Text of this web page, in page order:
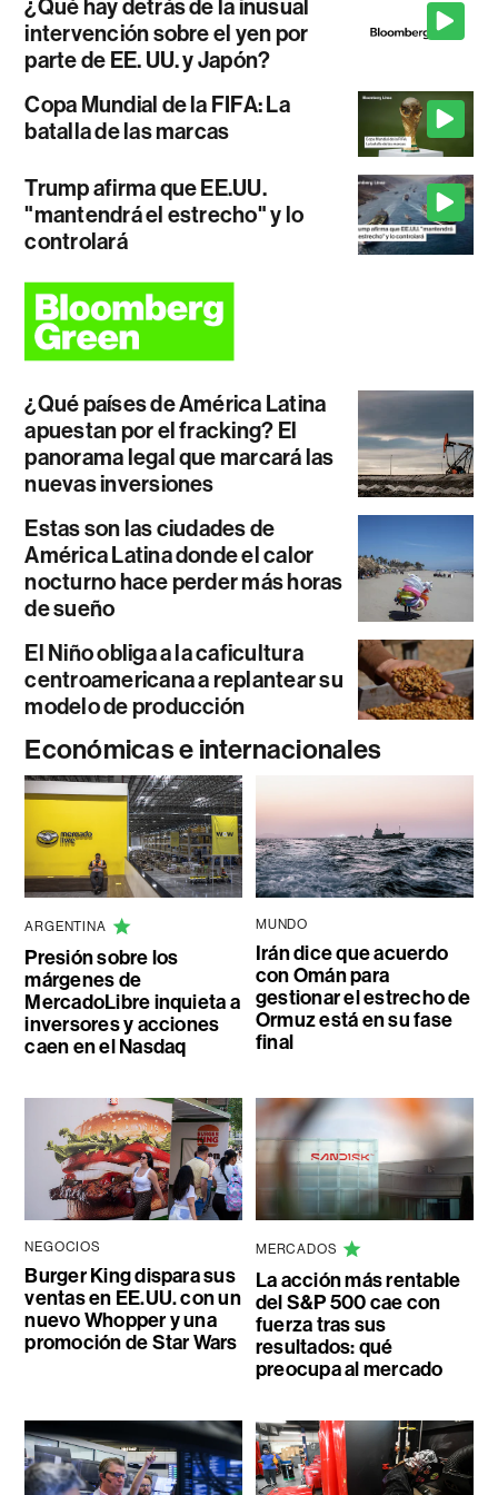
¿Qué hay detrás de la inusual
intervención sobre el yen por
parte de EE. UU. y Japón?
Copa Mundial de la FIFA: La
batalla de las marcas
Trump afirma que EE.UU.
"mantendrá el estrecho" y lo
controlará
¿Qué países de América Latina
apuestan por el fracking? El
panorama legal que marcará las
nuevas inversiones
Estas son las ciudades de
América Latina donde el calor
nocturno hace perder más horas
de sueño
El Niño obliga a la caficultura
centroamericana a replantear su
modelo de producción
Económicas e internacionales
ARGENTINA
Presión sobre los
márgenes de
MercadoLibre inquieta a
inversores y acciones
caen en el Nasdaq
MUNDO
Irán dice que acuerdo
con Omán para
gestionar el estrecho de
Ormuz está en su fase
final
NEGOCIOS
Burger King dispara sus
ventas en EE.UU. con un
nuevo Whopper y una
promoción de Star Wars
MERCADOS
La acción más rentable
del S&P 500 cae con
fuerza tras sus
resultados: qué
preocupa al mercado